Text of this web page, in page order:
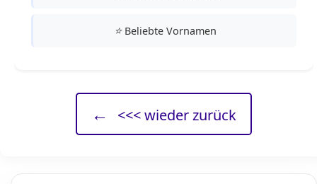
⭐Beliebte Vornamen
← <<< wieder zurück